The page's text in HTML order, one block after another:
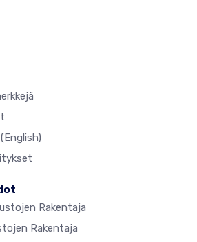
(English)
Rakentaja
Rakentaja